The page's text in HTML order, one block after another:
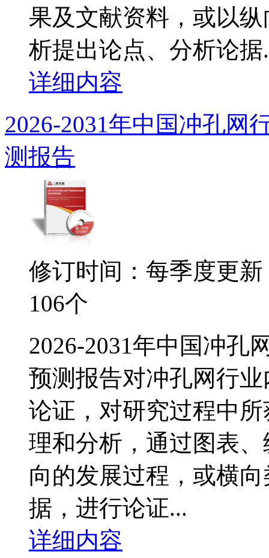
果及文献资料，或以
析提出论点、分析论据
详细内容
2026-2031年中国冲孔网
测报告
修订时间：每季度更新
106个
2026-2031年中国冲孔
预测报告对冲孔网行
论证，对研究过程中
理和分析，通过图表
向的发展过程，或横
据，进行论证...
详细内容